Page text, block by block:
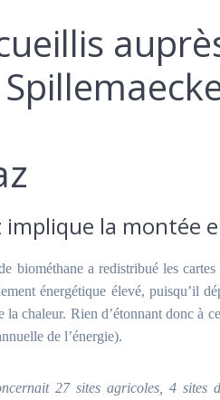
implique la montée
biométhane a redistribué les
énergétique élevé, puisqu’il
la chaleur. Rien d’étonnant donc à
de l’énergie).
27 sites agricoles, 4 sites